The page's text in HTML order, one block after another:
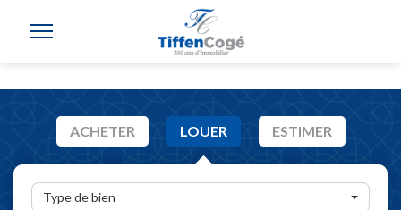
ACHETER LOUER ESTIMER
Type de bien